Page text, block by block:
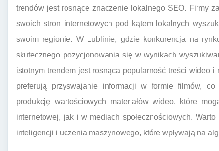
trendów jest rosnące znaczenie lokalnego SEO. Firmy
swoich stron internetowych pod kątem lokalnych
swoim regionie. W Lublinie, gdzie konkurencja na
skutecznego pozycjonowania się w wynikach
istotnym trendem jest rosnąca popularność treści wideo
preferują przyswajanie informacji w formie filmów,
produkcję wartościowych materiałów wideo, które
internetowej, jak i w mediach społecznościowych.
inteligencji i uczenia maszynowego, które wpływają na